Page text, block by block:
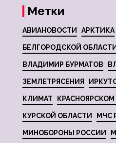
Метки
АВИАНОВОСТИ АРКТИКА
БЕЛГОРОДСКОЙ ОБЛАСТИ
ВЛАДИМИР БУРМАТОВ
ЗЕМЛЕТРЯСЕНИЯ
КЛИМАТ КРАСНОЯРСКОМ
КУРСКОЙ ОБЛАСТИ МЧС
МИНОБОРОНЫ РОССИИ